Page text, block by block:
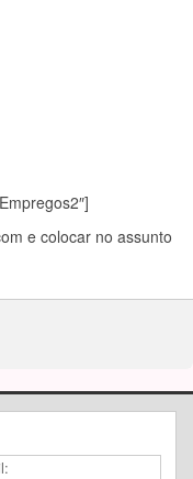
e colocar no assunto